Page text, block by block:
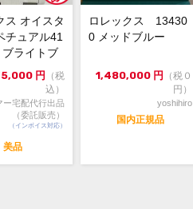
文字盤が入荷しました。
ツモデルに匹敵するサイズ感に使い
デザインシンプルなデザインとなっ
ます。
年に廃盤となりましたケースサイズが
のオイスターパペチュアルです。
検討下さい。
でも販売をしておりますので、売り
際はご了承ください。
前に在庫の有無のご確認をお勧めし
ス オイスタ
チュアル41
ライトブ
年...
円
（税
込）
ー宅配代行出品
（委託販売）
（インボイス対応）
美品
ロレックス 13430
0 メッドブルー
1,480,000 円
（税０
円）
yoshihiro
国内正規品